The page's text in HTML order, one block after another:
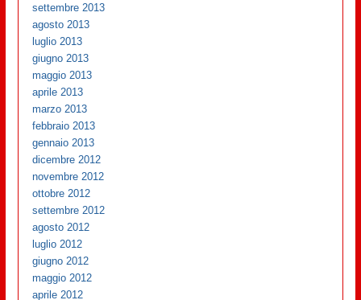
settembre 2013
agosto 2013
luglio 2013
giugno 2013
maggio 2013
aprile 2013
marzo 2013
febbraio 2013
gennaio 2013
dicembre 2012
novembre 2012
ottobre 2012
settembre 2012
agosto 2012
luglio 2012
giugno 2012
maggio 2012
aprile 2012